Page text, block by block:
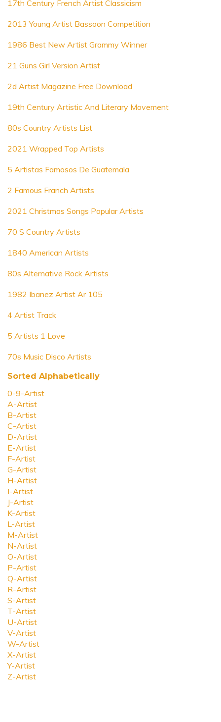
17th Century French Artist Classicism
2013 Young Artist Bassoon Competition
1986 Best New Artist Grammy Winner
21 Guns Girl Version Artist
2d Artist Magazine Free Download
19th Century Artistic And Literary Movement
80s Country Artists List
2021 Wrapped Top Artists
5 Artistas Famosos De Guatemala
2 Famous Franch Artists
2021 Christmas Songs Popular Artists
70 S Country Artists
1840 American Artists
80s Alternative Rock Artists
1982 Ibanez Artist Ar 105
4 Artist Track
5 Artists 1 Love
70s Music Disco Artists
Sorted Alphabetically
0-9-Artist
A-Artist
B-Artist
C-Artist
D-Artist
E-Artist
F-Artist
G-Artist
H-Artist
I-Artist
J-Artist
K-Artist
L-Artist
M-Artist
N-Artist
O-Artist
P-Artist
Q-Artist
R-Artist
S-Artist
T-Artist
U-Artist
V-Artist
W-Artist
X-Artist
Y-Artist
Z-Artist